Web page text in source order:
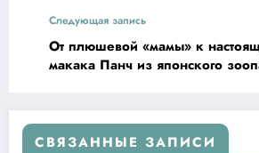
Следующая запись
От плюшевой «мамы» к
макака Панч из японского
СВЯЗАННЫЕ ЗАПИСИ